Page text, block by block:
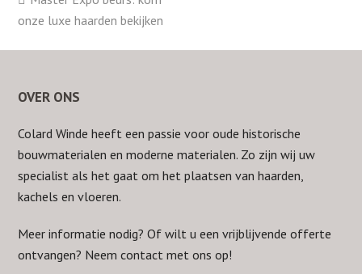
tab:
onze luxe haarden bekijken
OVER ONS
Colard Winde heeft een passie voor oude historische
bouwmaterialen en moderne materialen. Zo zijn wij uw
specialist als het gaat om het plaatsen van haarden,
kachels en vloeren.
Meer informatie nodig? Of wilt u een vrijblijvende offerte
ontvangen? Neemcontact met ons op!